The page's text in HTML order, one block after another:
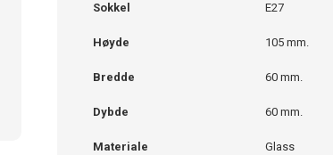
Sokkel E27
Høyde 105 mm.
Bredde 60 mm.
Dybde 60 mm.
Materiale Glass